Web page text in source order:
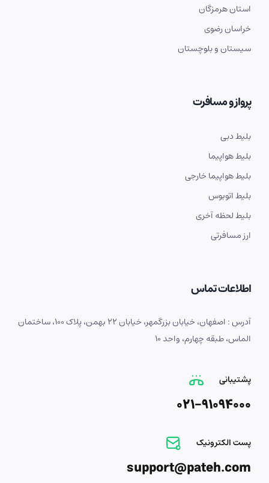
استان هرمزگان
خراسان رضوی
سیستان و بلوچستان
پرواز و مسافرت
بلیط دبی
بلیط هواپیما
بلیط هواپیما خارجی
بلیط اتوبوس
بلیط لحظه آخری
ارز مسافرتی
اطلاعات تماس
آدرس : اصفهان، خیابان بزرگمهر، خیابان 22 بهمن، پلاک 100، ساختمان
الماس، طبقه چهارم، واحد 10
پشتیبانی
021-91094000
پست الکترونیک
support@pateh.com